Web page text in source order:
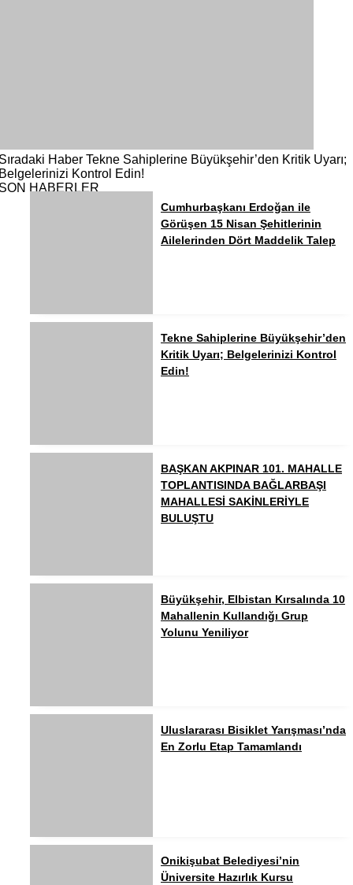
Haber Tekne Sahiplerine Büyükşehir’den Kritik Uyarı;
Kontrol Edin!
HABERLER
Cumhurbaşkanı Erdoğan ile
Görüşen 15 Nisan Şehitlerinin
Ailelerinden Dört Maddelik Talep
Tekne Sahiplerine Büyükşehir’den
Kritik Uyarı; Belgelerinizi Kontrol
Edin!
BAŞKAN AKPINAR 101. MAHALLE
TOPLANTISINDA BAĞLARBAŞI
MAHALLESİ SAKİNLERİYLE
BULUŞTU
Büyükşehir, Elbistan Kırsalında 10
Mahallenin Kullandığı Grup
Yolunu Yeniliyor
Uluslararası Bisiklet Yarışması’nda
En Zorlu Etap Tamamlandı
Onikişubat Belediyesi’nin
Üniversite Hazırlık Kursu